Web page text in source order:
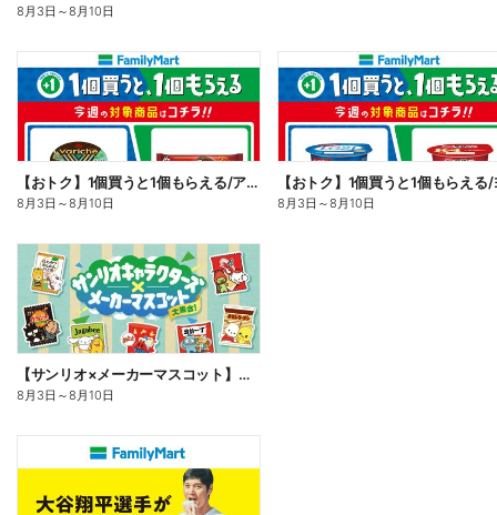
8月3日 ～8月10日
【おトク】1個買うと1個もらえる/アイス
8月3日 ～8月10日 8月3日 ～8月10日
【サンリオ×メーカーマスコット】オリジナルグッズ貰える!
8月3日 ～8月10日